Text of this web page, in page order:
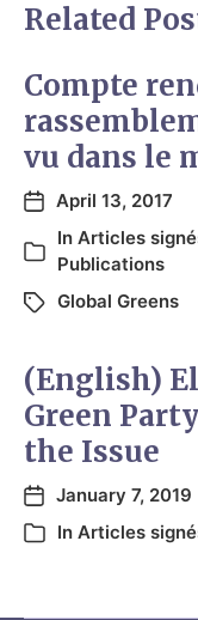
Related
Compte
vu dans le
April 13, 2017
In Articles
Publications
Global Greens
(English)
Green
the Issue
January 7, 2019
In Articles